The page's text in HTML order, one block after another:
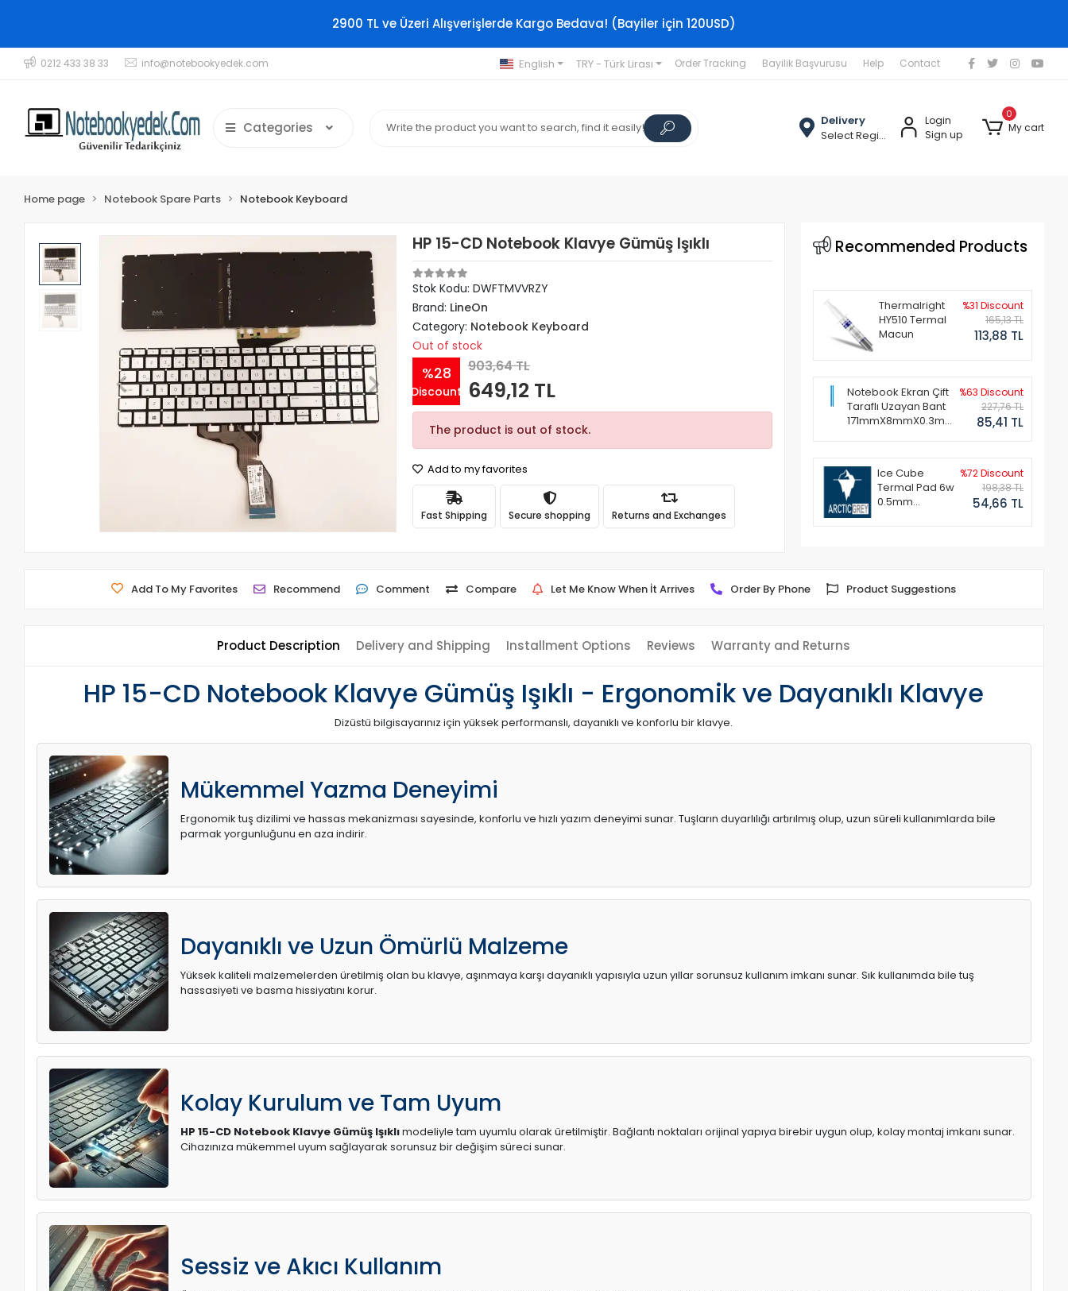
2900 TL ve Üzeri Alışverişlerde Kargo Bedava! (Bayiler için 120USD)
0212 433 38 33 info@notebookyedek.com English TRY - Türk Lirası Order Tracking Bayilik Başvurusu Help Contact
Categories
Delivery
Select Region
Login
Sign up
0
My cart
Home page Notebook Spare Parts Notebook Keyboard
HP 15-CD Notebook Klavye Gümüş Işıklı
Stok Kodu: DWFTMVVRZY
Brand: LineOn
Category: Notebook Keyboard
Out of stock
%28
Discount
903,64 TL
649,12 TL
The product is out of stock.
Add to my favorites
Fast Shipping Secure shopping Returns and Exchanges
Recommended Products
Thermalright
HY510 Termal
Macun
%31 Discount
165,13 TL
113,88 TL
Notebook Ekran Çift
Taraflı Uzayan Bant
171mmX8mmX0.3mm
%63 Discount
227,76 TL
85,41 TL
Ice Cube
Termal Pad 6w
0.5mm
%72 Discount
198,38 TL
54,66 TL
Add To My Favorites Recommend Comment Compare Let Me Know When İt Arrives Order By Phone Product Suggestions
Product Description Delivery and Shipping Installment Options Reviews Warranty and Returns
HP 15-CD Notebook Klavye Gümüş Işıklı - Ergonomik ve Dayanıklı Klavye
Dizüstü bilgisayarınız için yüksek performanslı, dayanıklı ve konforlu bir klavye.
Mükemmel Yazma Deneyimi
Ergonomik tuş dizilimi ve hassas mekanizması sayesinde, konforlu ve hızlı yazım deneyimi sunar. Tuşların duyarlılığı artırılmış olup, uzun süreli kullanımlarda bile
parmak yorgunluğunu en aza indirir.
Dayanıklı ve Uzun Ömürlü Malzeme
Yüksek kaliteli malzemelerden üretilmiş olan bu klavye, aşınmaya karşı dayanıklı yapısıyla uzun yıllar sorunsuz kullanım imkanı sunar. Sık kullanımda bile tuş
hassasiyeti ve basma hissiyatını korur.
Kolay Kurulum ve Tam Uyum
HP 15-CD Notebook Klavye Gümüş Işıklımodeliyle tam uyumlu olarak üretilmiştir. Bağlantı noktaları orijinal yapıya birebir uygun olup, kolay montaj imkanı sunar.
Cihazınıza mükemmel uyum sağlayarak sorunsuz bir değişim süreci sunar.
Sessiz ve Akıcı Kullanım